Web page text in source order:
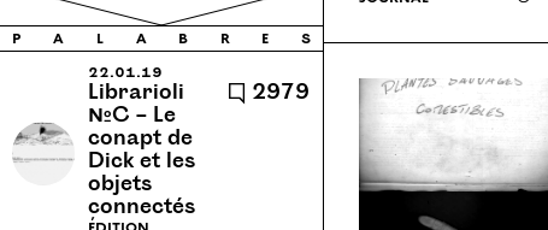
apprentissage
architecture
Armenie
arthur chambry
ateliers
ateliers médicis
autonomie
bivouac
p a l a b r e
s
22.01.19
Librarioli
№C – Le
conapt de
Dick et les
objets
connectés
🗨 2979